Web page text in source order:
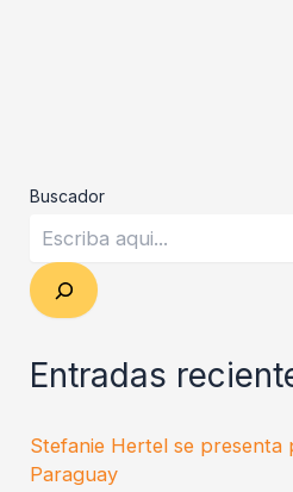
Buscador
Entradas
Stefanie Hertel se
Paraguay